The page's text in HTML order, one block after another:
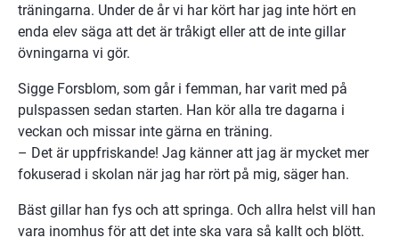
träningarna. Under de år vi har kört har jag inte hört en
enda elev säga att det är tråkigt eller att de inte gillar
övningarna vi gör.
Sigge Forsblom, som går i femman, har varit med på
pulspassen sedan starten. Han kör alla tre dagarna i
veckan och missar inte gärna en träning.
– Det är uppfriskande! Jag känner att jag är mycket mer
fokuserad i skolan när jag har rört på mig, säger han.
Bäst gillar han fys och att springa. Och allra helst vill han
vara inomhus för att det inte ska vara så kallt och blött.